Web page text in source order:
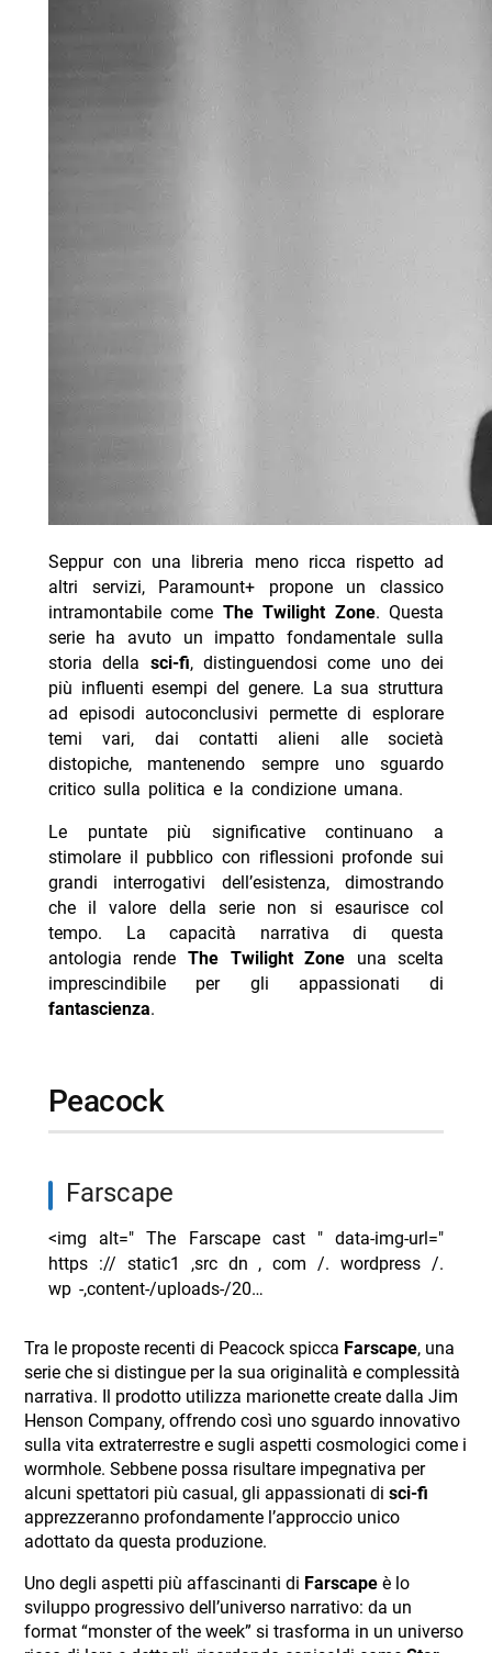
Seppur con una libreria meno ricca rispetto ad
altri servizi, Paramount+ propone un classico
intramontabile come The Twilight Zone. Questa
serie ha avuto un impatto fondamentale sulla
storia della sci-fi, distinguendosi come uno dei
più influenti esempi del genere. La sua struttura
ad episodi autoconclusivi permette di esplorare
temi vari, dai contatti alieni alle società
distopiche, mantenendo sempre uno sguardo
critico sulla politica e la condizione umana.
Le puntate più significative continuano a
stimolare il pubblico con riflessioni profonde sui
grandi interrogativi dell’esistenza, dimostrando
che il valore della serie non si esaurisce col
tempo. La capacità narrativa di questa
antologia rende The Twilight Zone una scelta
imprescindibile per gli appassionati di
fantascienza.
peacock
farscape
<img alt=" The Farscape cast " data-img-url="
https :// static1 ,src dn , com /. wordpress /.
wp -,content-/uploads-/20…
Tra le proposte recenti di Peacock spicca Farscape, una
serie che si distingue per la sua originalità e complessità
narrativa. Il prodotto utilizza marionette create dalla Jim
Henson Company, offrendo così uno sguardo innovativo
sulla vita extraterrestre e sugli aspetti cosmologici come i
wormhole. Sebbene possa risultare impegnativa per
alcuni spettatori più casual, gli appassionati disci-fi
apprezzeranno profondamente l’approccio unico
adottato da questa produzione.
Uno degli aspetti più affascinanti di Farscape è lo
sviluppo progressivo dell’universo narrativo: da un
format “monster of the week” si trasforma in un universo